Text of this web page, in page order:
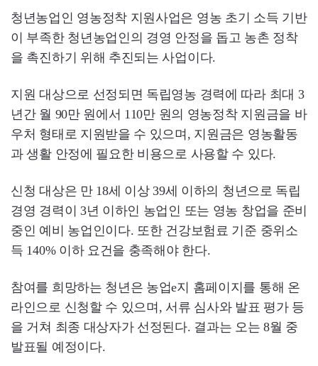
청년농업인 영농정착 지원사업은 영농 초기 소득 기반
이 부족한 청년농업인의 경영 안정을 돕고 농촌 정착
을 촉진하기 위해 추진되는 사업이다.
지원 대상으로 선정되면 독립영농 경력에 따라 최대 3
년간 월 90만 원에서 110만 원의 영농정착 지원금을 바
우처 형태로 지원받을 수 있으며, 지원금은 영농활동
과 생활 안정에 필요한 비용으로 사용할 수 있다.
신청 대상은 만 18세 이상 39세 이하의 청년으로 독립
경영 경력이 3년 이하인 농업인 또는 영농 창업을 준비
중인 예비 농업인이다. 또한 건강보험료 기준 중위소
득 140% 이하 요건을 충족해야 한다.
참여를 희망하는 청년은 농업e지 홈페이지를 통해 온
라인으로 신청할 수 있으며, 서류 심사와 발표 평가 등
을 거쳐 최종 대상자가 선정된다. 결과는 오는 8월 중
발표될 예정이다.